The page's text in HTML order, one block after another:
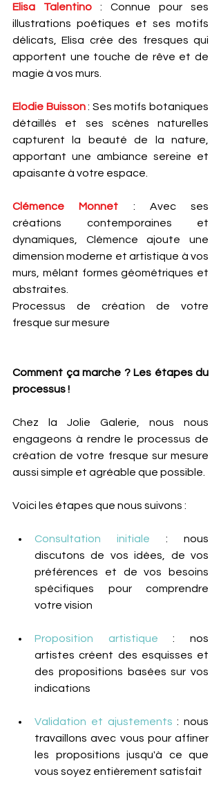
Elisa Talentino : Connue pour ses
illustrations poétiques et ses motifs
délicats, Elisa crée des fresques qui
apportent une touche de rêve et de
magie à vos murs.
Elodie Buisson : Ses motifs botaniques
détaillés et ses scènes naturelles
capturent la beauté de la nature,
apportant une ambiance sereine et
apaisante à votre espace.
Clémence Monnet : Avec ses
créations contemporaines et
dynamiques, Clémence ajoute une
dimension moderne et artistique à vos
murs, mêlant formes géométriques et
abstraites.
Processus de création de votre
fresque sur mesure
Comment ça marche ? Les étapes du
processus !
Chez la Jolie Galerie, nous nous
engageons à rendre le processus de
création de votre fresque sur mesure
aussi simple et agréable que possible.
Voici les étapes que nous suivons :
Consultation initiale : nous
discutons de vos idées, de vos
préférences et de vos besoins
spécifiques pour comprendre
votre vision
Proposition artistique : nos
artistes créent des esquisses et
des propositions basées sur vos
indications
Validation et ajustements : nous
travaillons avec vous pour affiner
les propositions jusqu'à ce que
vous soyez entièrement satisfait